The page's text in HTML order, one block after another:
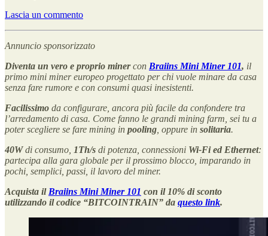
Lascia un commento
Annuncio sponsorizzato
Diventa un vero e proprio minercon Braiins Mini Miner 101, il
primo mini miner europeo progettato per chi vuole minare da casa
senza fare rumore e con consumi quasi inesistenti.
Facilissimo da configurare, ancora più facile da confondere tra
l’arredamento di casa. Come fanno le grandi mining farm, sei tu a
poter scegliere se fare mining in pooling , oppure in solitaria.
40Wdi consumo, 1Th/s di potenza, connessioni Wi-Fi ed Ethernet:
partecipa alla gara globale per il prossimo blocco, imparando in
pochi, semplici, passi, il lavoro del miner.
Acquista il Braiins Mini Miner 101 con il 10% di sconto
utilizzando il codice “BITCOINTRAIN” da questo link.